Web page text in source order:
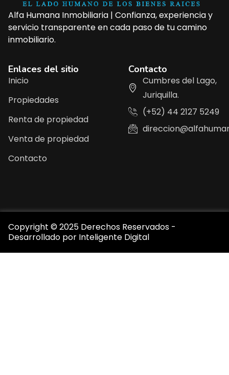
Alfa Humana Inmobiliaria | Confianza, experiencia y
servicio transparente en cada paso de tu camino
inmobiliario.
Enlaces del sitio
Inicio
Propiedades
Renta de propiedad
Venta de propiedad
Contacto
Contacto
Cumbres del Lago,
Juriquilla.
(+52) 44 2127 5249
Copyright © 2025 Derechos Reservados -
Desarrollado por Inteligente Digital